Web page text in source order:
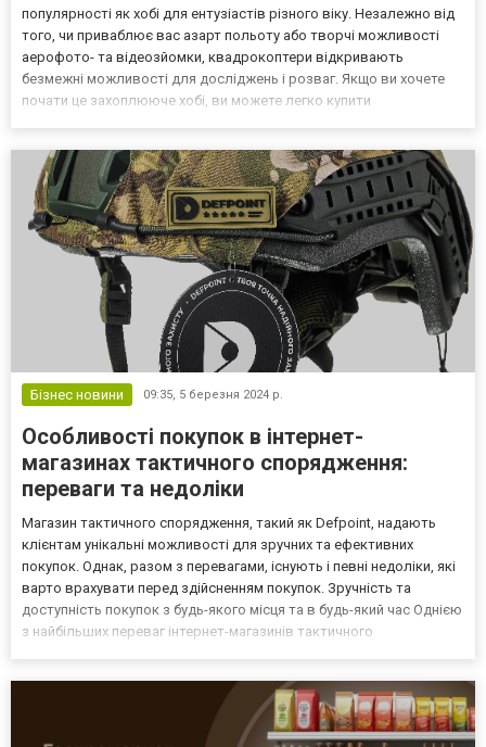
популярності як хобі для ентузіастів різного віку. Незалежно від
того, чи приваблює вас азарт польоту або творчі можливості
аерофото- та відеозйомки, квадрокоптери відкривають
безмежні можливості для досліджень і розваг. Якщо ви хочете
почати це захоплююче хобі, ви можете легко купити
квад...
Бізнес новини 09:35, 5 березня 2024 р.
Особливості покупок в інтернет-
магазинах тактичного спорядження:
переваги та недоліки
Магазин тактичного спорядження, такий як Defpoint, надають
клієнтам унікальні можливості для зручних та ефективних
покупок. Однак, разом з перевагами, існують і певні недоліки, які
варто врахувати перед здійсненням покупок. Зручність та
доступність покупок з будь-якого місця та в будь-який час Однією
з найбільших переваг інтернет-магазинів тактичного